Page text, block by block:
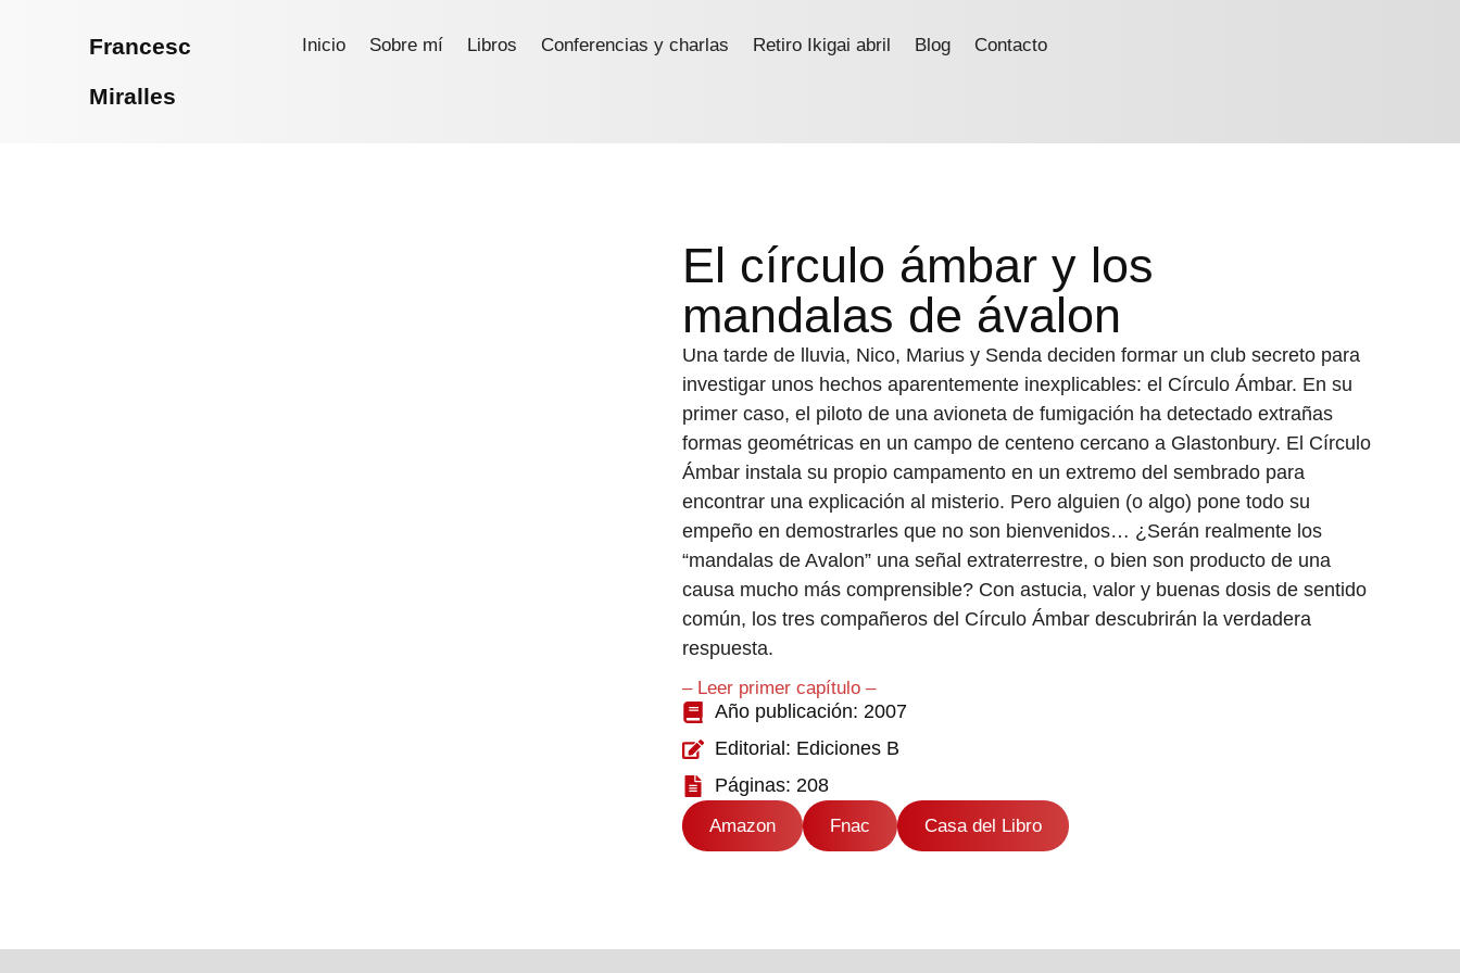
Francesc
Miralles
Inicio Sobre mí Libros Conferencias y charlas Retiro Ikigai abril Blog Contacto
El círculo ámbar y los
mandalas de ávalon
Una tarde de lluvia, Nico, Marius y Senda deciden formar un club secreto para
investigar unos hechos aparentemente inexplicables: el Círculo Ámbar. En su
primer caso, el piloto de una avioneta de fumigación ha detectado extrañas
formas geométricas en un campo de centeno cercano a Glastonbury. El Círculo
Ámbar instala su propio campamento en un extremo del sembrado para
encontrar una explicación al misterio. Pero alguien (o algo) pone todo su
empeño en demostrarles que no son bienvenidos… ¿Serán realmente los
“mandalas de Avalon” una señal extraterrestre, o bien son producto de una
causa mucho más comprensible? Con astucia, valor y buenas dosis de sentido
común, los tres compañeros del Círculo Ámbar descubrirán la verdadera
respuesta.
– Leer primer capítulo –
Año publicación: 2007
Editorial: Ediciones B
Páginas: 208
Amazon Fnac Casa del Libro